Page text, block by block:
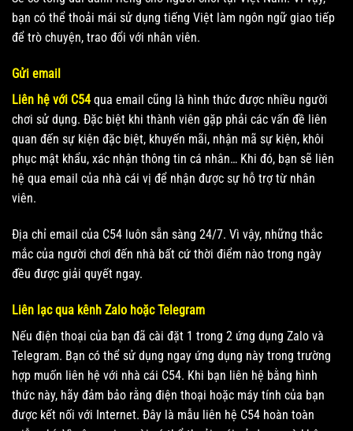
bạn có thể thoải mái sử dụng tiếng Việt làm ngôn ngữ giao tiếp
để trò chuyện, trao đổi với nhân viên.
Gửi email
Liên hệ với C54 qua email cũng là hình thức được nhiều người
chơi sử dụng. Đặc biệt khi thành viên gặp phải các vấn đề liên
quan đến sự kiện đặc biệt, khuyến mãi, nhận mã sự kiện, khôi
phục mật khẩu, xác nhận thông tin cá nhân… Khi đó, bạn sẽ liên
hệ qua email của nhà cái vị để nhận được sự hỗ trợ từ nhân
viên.
Địa chỉ email của C54 luôn sẵn sàng 24/7. Vì vậy, những thắc
mắc của người chơi đến nhà bất cứ thời điểm nào trong ngày
đều được giải quyết ngay.
Liên lạc qua kênh Zalo hoặc Telegram
Nếu điện thoại của bạn đã cài đặt 1 trong 2 ứng dụng Zalo và
Telegram. Bạn có thể sử dụng ngay ứng dụng này trong trường
hợp muốn liên hệ với nhà cái C54. Khi bạn liên hệ bằng hình
thức này, hãy đảm bảo rằng điện thoại hoặc máy tính của bạn
được kết nối với Internet. Đây là mẫu liên hệ C54 hoàn toàn